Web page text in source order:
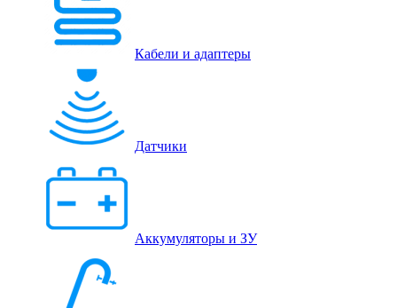
Кабели и адаптеры
Датчики
Аккумуляторы и ЗУ